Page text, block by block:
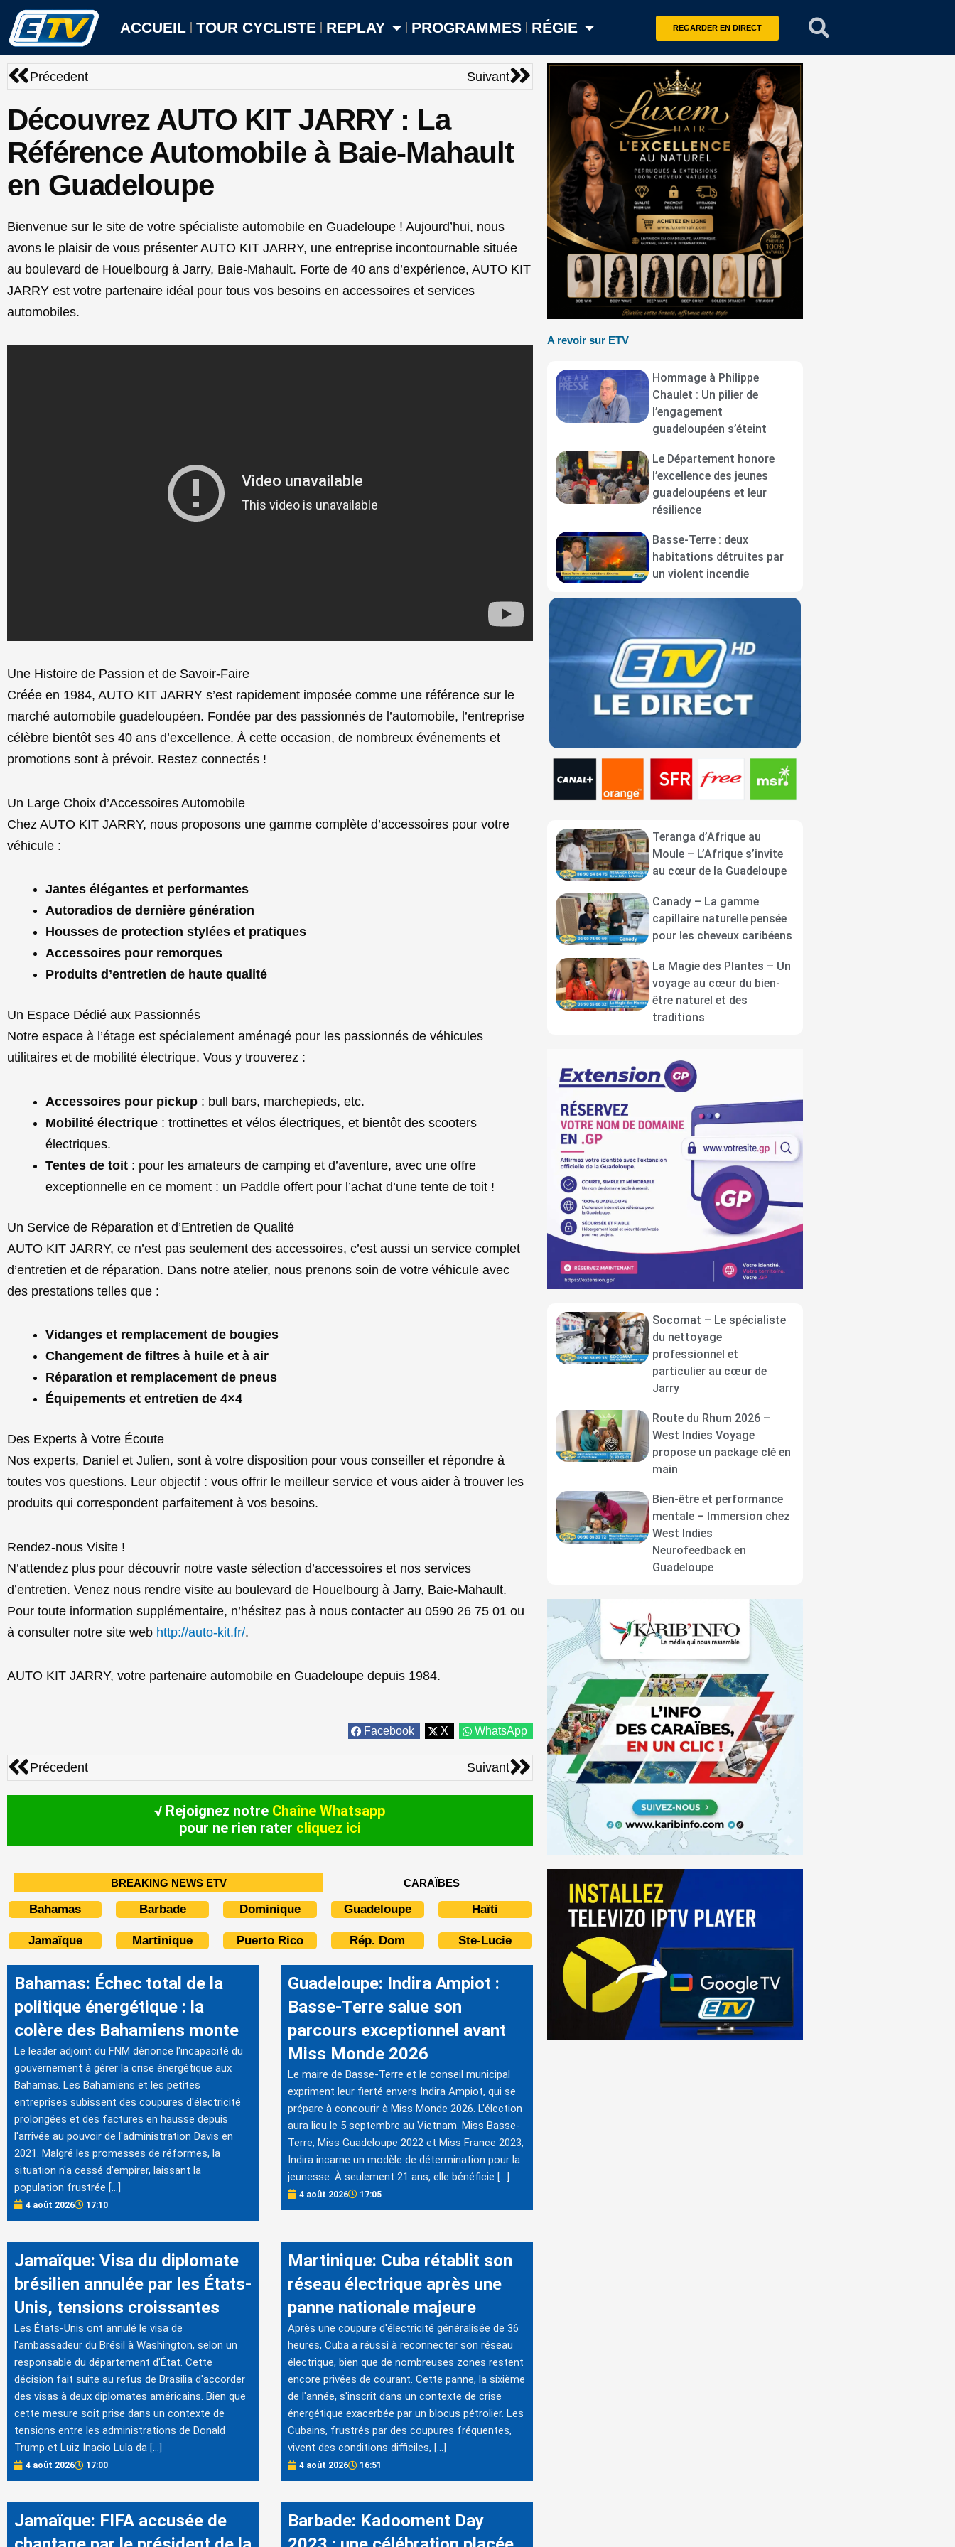
Aller
contenu
ACCUEIL TOUR CYCLISTE REPLAY PROGRAMMES RÉGIE REGARDER EN DIRECT
Précédent
Précedent SuivantSuivant
Découvrez AUTO KIT JARRY : La
Référence Automobile à Baie-Mahault
en Guadeloupe
Bienvenue sur le site de votre spécialiste automobile en Guadeloupe ! Aujourd’hui, nous
avons le plaisir de vous présenter AUTO KIT JARRY, une entreprise incontournable située
au boulevard de Houelbourg à Jarry, Baie-Mahault. Forte de 40 ans d’expérience, AUTO KIT
JARRY est votre partenaire idéal pour tous vos besoins en accessoires et services
automobiles.
Une Histoire de Passion et de Savoir-Faire
Créée en 1984, AUTO KIT JARRY s’est rapidement imposée comme une référence sur le
marché automobile guadeloupéen. Fondée par des passionnés de l’automobile, l’entreprise
célèbre bientôt ses 40 ans d’excellence. À cette occasion, de nombreux événements et
promotions sont à prévoir. Restez connectés !
Un Large Choix d’Accessoires Automobile
Chez AUTO KIT JARRY, nous proposons une gamme complète d’accessoires pour votre
véhicule :
Jantes élégantes et performantes
Autoradios de dernière génération
Housses de protection stylées et pratiques
Accessoires pour remorques
Produits d’entretien de haute qualité
Un Espace Dédié aux Passionnés
Notre espace à l’étage est spécialement aménagé pour les passionnés de véhicules
utilitaires et de mobilité électrique. Vous y trouverez :
Accessoires pour pickup : bull bars, marchepieds, etc.
Mobilité électrique : trottinettes et vélos électriques, et bientôt des scooters
électriques.
Tentes de toit : pour les amateurs de camping et d’aventure, avec une offre
exceptionnelle en ce moment : un Paddle offert pour l’achat d’une tente de toit !
Un Service de Réparation et d’Entretien de Qualité
AUTO KIT JARRY, ce n’est pas seulement des accessoires, c’est aussi un service complet
d’entretien et de réparation. Dans notre atelier, nous prenons soin de votre véhicule avec
des prestations telles que :
Vidanges et remplacement de bougies
Changement de filtres à huile et à air
Réparation et remplacement de pneus
Équipements et entretien de 4×4
Des Experts à Votre Écoute
Nos experts, Daniel et Julien, sont à votre disposition pour vous conseiller et répondre à
toutes vos questions. Leur objectif : vous offrir le meilleur service et vous aider à trouver les
produits qui correspondent parfaitement à vos besoins.
Rendez-nous Visite !
N’attendez plus pour découvrir notre vaste sélection d’accessoires et nos services
d’entretien. Venez nous rendre visite au boulevard de Houelbourg à Jarry, Baie-Mahault.
Pour toute information supplémentaire, n’hésitez pas à nous contacter au 0590 26 75 01 ou
à consulter notre site web http://auto-kit.fr/.
AUTO KIT JARRY, votre partenaire automobile en Guadeloupe depuis 1984.
Facebook X WhatsApp
Précédent
Précedent SuivantSuivant
√ Rejoignez notre Chaîne Whatsapp
pour ne rien rater cliquez ici
BREAKING NEWS ETV CARAÏBES
Bahamas Barbade Dominique Guadeloupe Haïti
Jamaïque Martinique Puerto Rico Rép. Dom Ste-Lucie
Bahamas: Échec total de la
politique énergétique : la
colère des Bahamiens monte
Le leader adjoint du FNM dénonce l'incapacité du
gouvernement à gérer la crise énergétique aux
Bahamas. Les Bahamiens et les petites
entreprises subissent des coupures d'électricité
prolongées et des factures en hausse depuis
l'arrivée au pouvoir de l'administration Davis en
2021. Malgré les promesses de réformes, la
situation n'a cessé d'empirer, laissant la
population frustrée […]
4 août 2026 17:10
Guadeloupe: Indira Ampiot :
Basse-Terre salue son
parcours exceptionnel avant
Miss Monde 2026
Le maire de Basse-Terre et le conseil municipal
expriment leur fierté envers Indira Ampiot, qui se
prépare à concourir à Miss Monde 2026. L'élection
aura lieu le 5 septembre au Vietnam. Miss Basse-
Terre, Miss Guadeloupe 2022 et Miss France 2023,
Indira incarne un modèle de détermination pour la
jeunesse. À seulement 21 ans, elle bénéficie […]
4 août 2026 17:05
Jamaïque: Visa du diplomate
brésilien annulée par les États-
Unis, tensions croissantes
Les États-Unis ont annulé le visa de
l'ambassadeur du Brésil à Washington, selon un
responsable du département d'État. Cette
décision fait suite au refus de Brasilia d'accorder
des visas à deux diplomates américains. Bien que
cette mesure soit prise dans un contexte de
tensions entre les administrations de Donald
Trump et Luiz Inacio Lula da […]
4 août 2026 17:00
Martinique: Cuba rétablit son
réseau électrique après une
panne nationale majeure
Après une coupure d'électricité généralisée de 36
heures, Cuba a réussi à reconnecter son réseau
électrique, bien que de nombreuses zones restent
encore privées de courant. Cette panne, la sixième
de l'année, s'inscrit dans un contexte de crise
énergétique exacerbée par un blocus pétrolier. Les
Cubains, frustrés par des coupures fréquentes,
vivent des conditions difficiles, […]
4 août 2026 16:51
Jamaïque: FIFA accusée de
Barbade: Kadooment Day
A revoir sur ETV
Hommage à Philippe
Chaulet : Un pilier de
l’engagement
guadeloupéen s’éteint
Le Département honore
l’excellence des jeunes
guadeloupéens et leur
résilience
Basse-Terre : deux
habitations détruites par
un violent incendie
Teranga d’Afrique au
Moule – L’Afrique s’invite
au cœur de la Guadeloupe
Canady – La gamme
capillaire naturelle pensée
pour les cheveux caribéens
La Magie des Plantes – Un
voyage au cœur du bien-
être naturel et des
traditions
Socomat – Le spécialiste
du nettoyage
professionnel et
particulier au cœur de
Jarry
Route du Rhum 2026 –
West Indies Voyage
propose un package clé en
main
Bien-être et performance
mentale – Immersion chez
West Indies
Neurofeedback en
Guadeloupe